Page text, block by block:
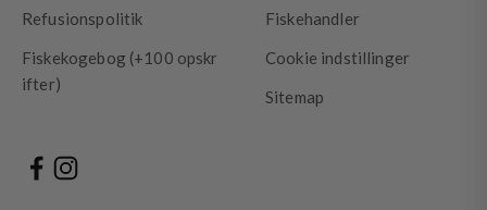
Refusionspolitik
Fiskekogebog (+100 opskr
ifter)
Fiskehandler
Cookie indstillinger
Sitemap